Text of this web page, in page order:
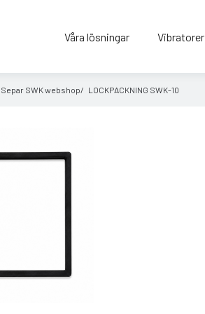
Våra lösningar Vibratorer
Separ SWK webshop LOCKPACKNING SWK-10